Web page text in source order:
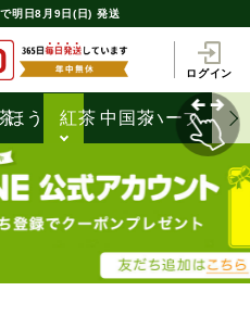
明日8月9日(日) 発送
ログイン
ほうじ茶
紅茶 中国茶ハーブティ